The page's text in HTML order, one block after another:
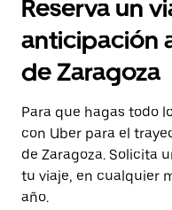
el
y
selecciona
una
Presiona
la
tecla Esc
para
cerrar
el
calendario.
Reserva un
anticipación
de Zaragoza
Para que hagas todo
con Uber para el
de Zaragoza. Solicita
tu viaje, en cualquier
año.